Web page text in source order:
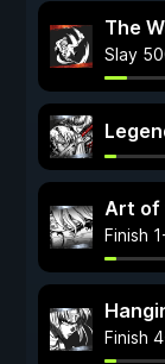
The
Slay
Art of
Finish
Finish